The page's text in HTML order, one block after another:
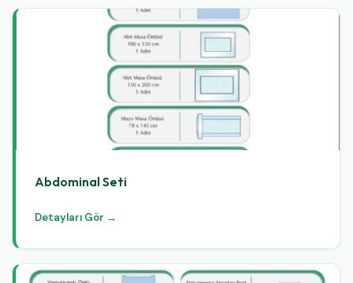
Abdominal Seti
Detayları Gör →